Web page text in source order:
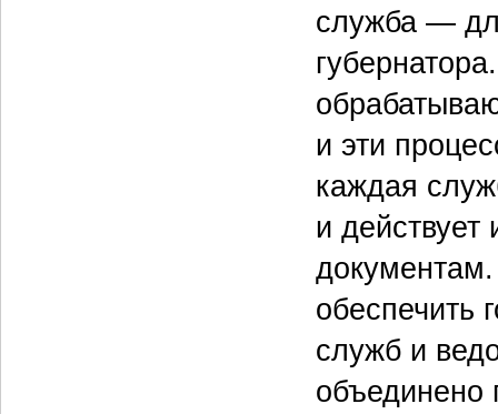
служба —
и эти
каждая
и
обеспечить
служб и
объединено